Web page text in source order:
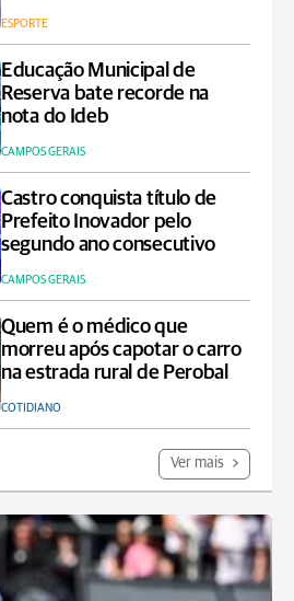
ESPORTE
Educação Municipal de
Reserva bate recorde na
nota do Ideb
CAMPOS GERAIS
Castro conquista título de
Prefeito Inovador pelo
segundo ano consecutivo
CAMPOS GERAIS
Quem é o médico que
morreu após capotar o carro
na estrada rural de Perobal
COTIDIANO
Ver mais